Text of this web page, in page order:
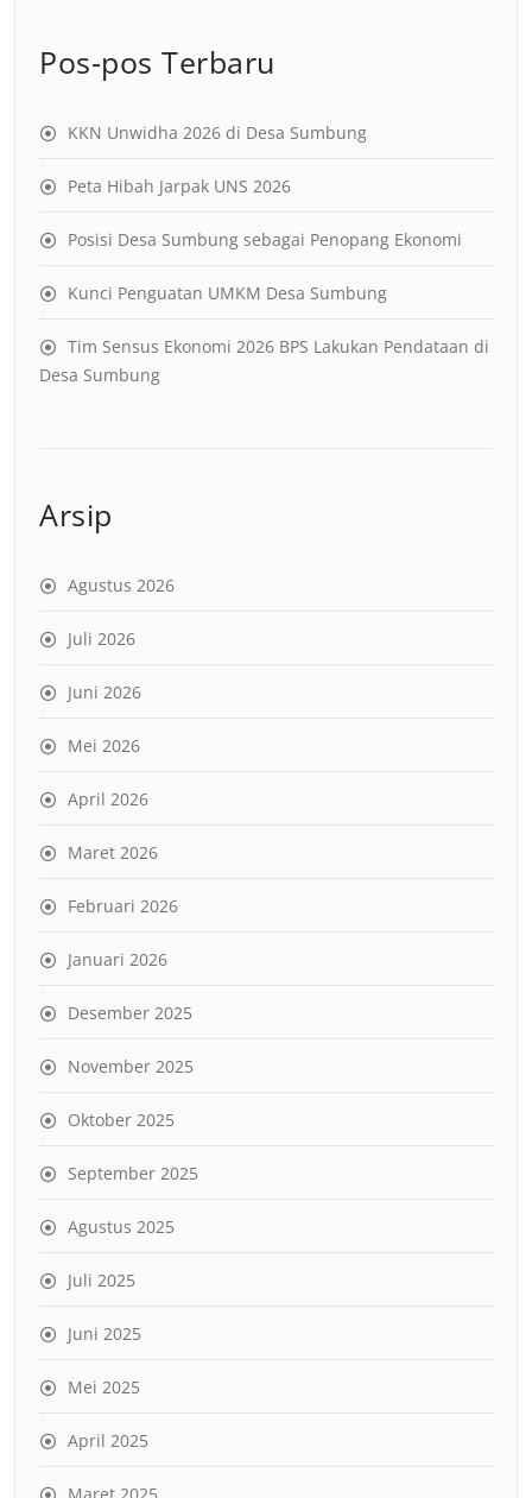
Pos-pos Terbaru
KKN Unwidha 2026 di Desa Sumbung
Peta Hibah Jarpak UNS 2026
Posisi Desa Sumbung sebagai Penopang Ekonomi
Kunci Penguatan UMKM Desa Sumbung
Tim Sensus Ekonomi 2026 BPS Lakukan Pendataan di
Desa Sumbung
Arsip
Agustus 2026
Juli 2026
Juni 2026
Mei 2026
April 2026
Maret 2026
Februari 2026
Januari 2026
Desember 2025
November 2025
Oktober 2025
September 2025
Agustus 2025
Juli 2025
Juni 2025
Mei 2025
April 2025